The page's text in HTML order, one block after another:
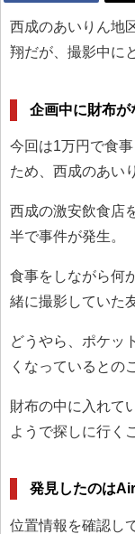
西成のあいりん地
翔だが、撮影中に
企画中に財布
今回は1万円で食
ため、西成のあい
西成の激安飲食店
半で事件が発生。
食事をしながら何
緒に撮影していた
どうやら、ポケッ
くなっているとの
財布の中に入れて
ようで探しに行く
発見したのは
位置情報を確認し